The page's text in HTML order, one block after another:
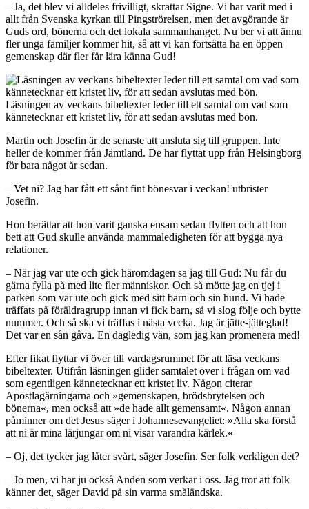
– Ja, det blev vi alldeles frivilligt, skrattar Signe. Vi har varit med i
allt från Svenska kyrkan till Pingströrelsen, men det avgörande är
Guds ord, bönerna och det lokala sammanhanget. Nu ber vi att ännu
fler unga familjer kommer hit, så att vi kan fortsätta ha en öppen
gemenskap där fler får lära känna Gud!
Läsningen av veckans bibel­texter leder till ett samtal om vad som
kännetecknar ett kristet liv, för att sedan avslutas med bön.
Martin och Josefin är de senaste att ansluta sig till gruppen. Inte
heller de kommer från Jämtland. De har flyttat upp från Helsingborg
för bara något år sedan.
– Vet ni? Jag har fått ett sånt fint bönesvar i veckan! utbrister
Josefin.
Hon berättar att hon varit ganska ensam sedan flytten och att hon
bett att Gud skulle använda mammaledigheten för att bygga nya
relationer.
– När jag var ute och gick häromdagen sa jag till Gud: Nu får du
gärna fylla på med lite fler människor. Och så mötte jag en tjej i
parken som var ute och gick med sitt barn och sin hund. Vi hade
träffats på föräldragrupp innan vi fick barn, så vi slog följe och bytte
nummer. Och så ska vi träffas i nästa vecka. Jag är jätte-jätteglad!
Det var en sån gåva. En dagledig vän, som jag kan promenera med!
Efter fikat flyttar vi över till vardagsrummet för att läsa veckans
bibeltexter. Utifrån läsningen glider samtalet över i frågan om vad
som egentligen kännetecknar ett kristet liv. Någon citerar
Apostlagärningarna och »gemenskapen, brödsbrytelsen och
bönerna«, men också att »de hade allt gemensamt«. Någon annan
påminner om det Jesus säger i Johannesevangeliet: »Alla ska förstå
att ni är mina lärjungar om ni visar varandra kärlek.«
– Oj, det tycker jag låter svårt, säger Josefin. Ser folk verkligen det?
– Jo men, vi har ju också Anden som verkar i oss. Jag tror att folk
känner det, säger David på sin varma småländska.